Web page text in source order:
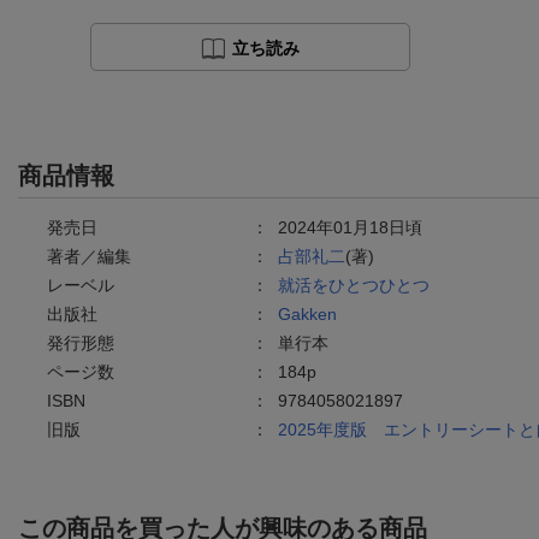
立ち読み
商品情報
発売日 ： 2024年01月18日頃
著者／編集
： 占部礼二(著)
レーベル
： 就活をひとつひとつ
出版社
： Gakken
発行形態
： 単行本
ページ数
： 184p
ISBN
： 9784058021897
旧版
： 2025年度版 エントリーシートと
この商品を買った人が興味のある商品